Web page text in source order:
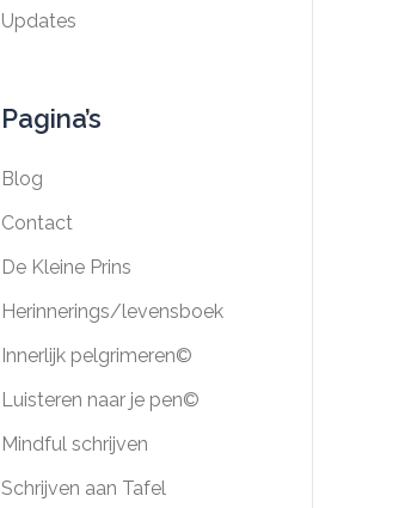
Updates
Pagina’s
Blog
Contact
De Kleine Prins
Herinnerings/levensboek
Innerlijk pelgrimeren©
Luisteren naar je pen©
Mindful schrijven
Schrijven aan Tafel